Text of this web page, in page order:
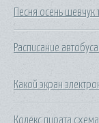
Песня осень шевчук
Расписание
Какой экран
Кодекс пирата